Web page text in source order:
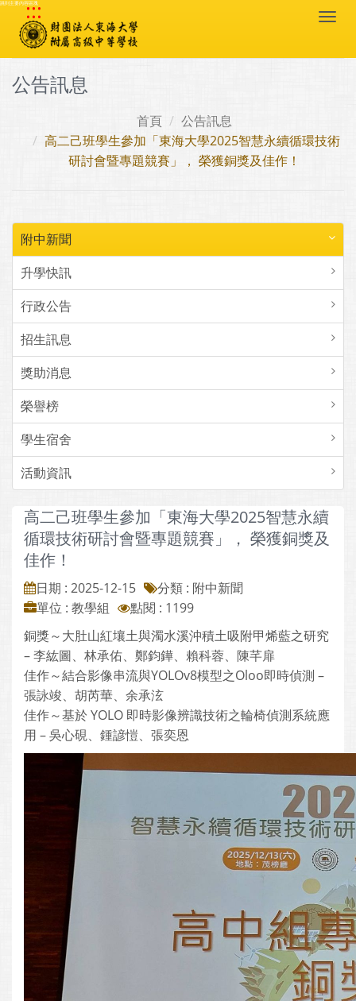
跳到主要內容區塊
:::
公告訊息
首頁
公告訊息
高二己班學生參加「東海大學2025智慧永續循環技術
研討會暨專題競賽」， 榮獲銅獎及佳作！
附中新聞
升學快訊
行政公告
招生訊息
獎助消息
榮譽榜
學生宿舍
活動資訊
高二己班學生參加「東海大學2025智慧永續
循環技術研討會暨專題競賽」， 榮獲銅獎及
佳作！
日期 : 2025-12-15
分類 : 附中新聞
單位 : 教學組
點閱 : 1199
銅獎～大肚山紅壤土與濁水溪沖積土吸附甲烯藍之研究
– 李紘圖、林承佑、鄭鈞鏵、賴科蓉、陳芊扉
佳作～結合影像串流與YOLOv8模型之Oloo即時偵測 –
張詠竣、胡芮華、余承泫
佳作～基於 YOLO 即時影像辨識技術之輪椅偵測系統應
用 – 吳心硯、鍾諺愷、張奕恩